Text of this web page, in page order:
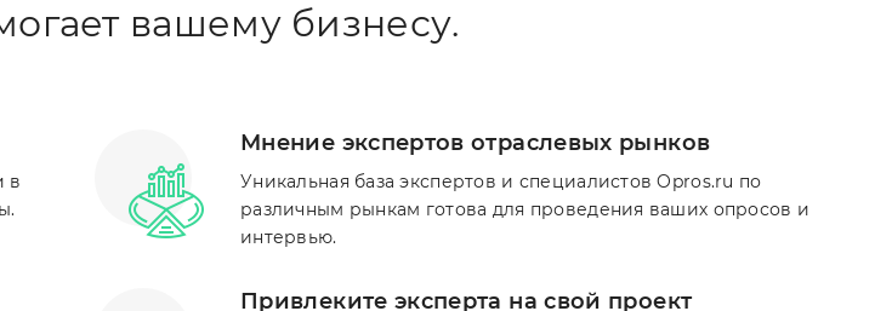
вашему бизнесу.
в
Мнение экспертов отраслевых рынков
Уникальная база экспертов и специалистов Opros.ru по
различным рынкам готова для проведения ваших опросов и
интервью.
Привлеките эксперта на свой проект